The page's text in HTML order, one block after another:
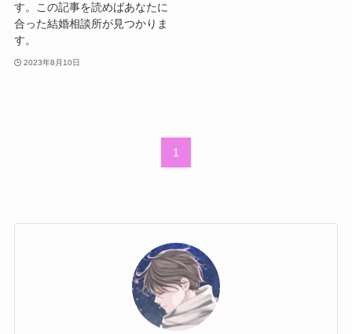
す。この記事を読めばあなたに
合った結婚相談所が見つかりま
す。
2023年8月10日
1